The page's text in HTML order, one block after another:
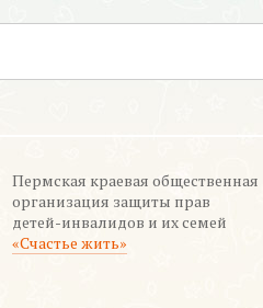
Пермская краевая общественная
организация защиты прав
детей-инвалидов и их семей
«Счастье жить»